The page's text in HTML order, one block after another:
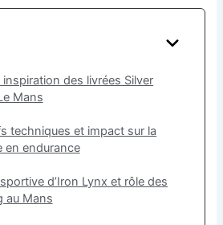
inspiration des livrées Silver
Mans
techniques et impact sur la
en endurance
d’Iron Lynx et rôle des
au Mans